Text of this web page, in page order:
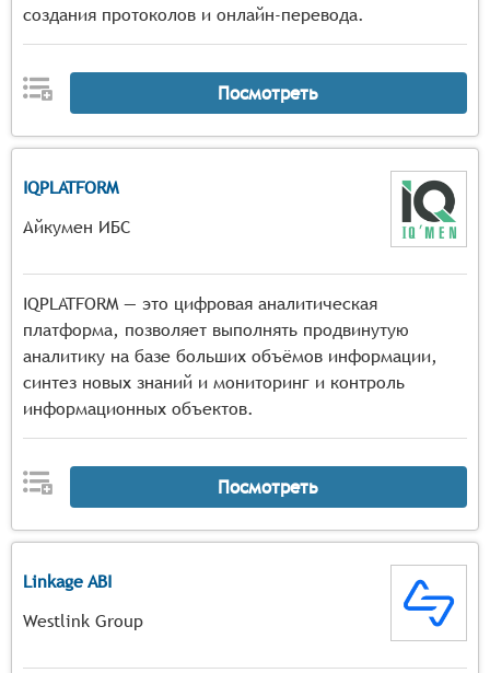
создания протоколов и онлайн-перевода.
Посмотреть
IQPLATFORM
Айкумен ИБС
IQPLATFORM — это цифровая аналитическая
платформа, позволяет выполнять продвинутую
аналитику на базе больших объёмов информации,
синтез новых знаний и мониторинг и контроль
информационных объектов.
Посмотреть
Linkage ABI
Westlink Group